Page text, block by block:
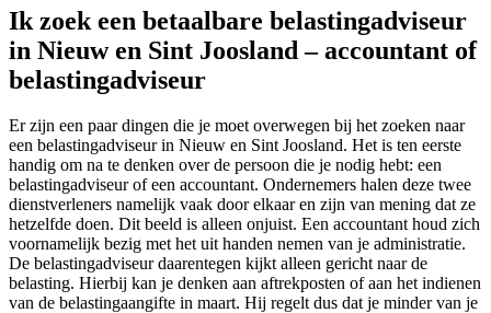
Ik zoek een betaalbare belastingadviseur
in Nieuw en Sint Joosland – accountant of
belastingadviseur
Er zijn een paar dingen die je moet overwegen bij het zoeken naar
een belastingadviseur in Nieuw en Sint Joosland. Het is ten eerste
handig om na te denken over de persoon die je nodig hebt: een
belastingadviseur of een accountant. Ondernemers halen deze twee
dienstverleners namelijk vaak door elkaar en zijn van mening dat ze
hetzelfde doen. Dit beeld is alleen onjuist. Een accountant houd zich
voornamelijk bezig met het uit handen nemen van je administratie.
De belastingadviseur daarentegen kijkt alleen gericht naar de
belasting. Hierbij kan je denken aan aftrekposten of aan het indienen
van de belastingaangifte in maart. Hij regelt dus dat je minder van je